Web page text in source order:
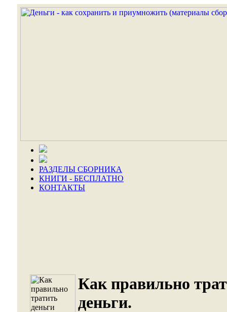
РАЗДЕЛЫ СБОРНИКА
КНИГИ - БЕСПЛАТНО
КОНТАКТЫ
Как правильно
деньги.